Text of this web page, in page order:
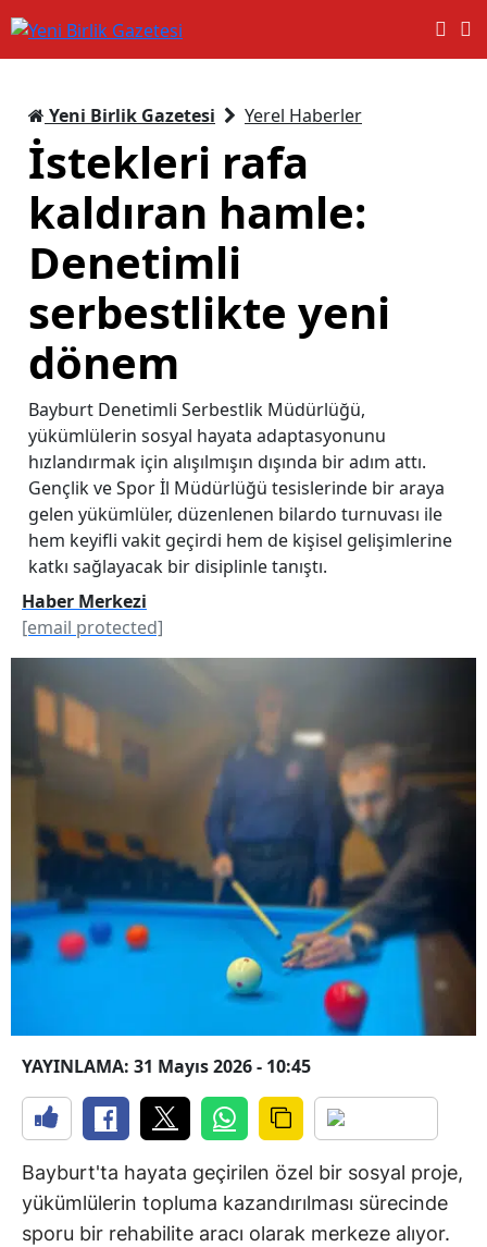
Yeni Birlik Gazetesi Yerel Haberler
İstekleri rafa
kaldıran hamle:
Denetimli
serbestlikte yeni
dönem
Bayburt Denetimli Serbestlik Müdürlüğü,
yükümlülerin sosyal hayata adaptasyonunu
hızlandırmak için alışılmışın dışında bir adım attı.
Gençlik ve Spor İl Müdürlüğü tesislerinde bir araya
gelen yükümlüler, düzenlenen bilardo turnuvası ile
hem keyifli vakit geçirdi hem de kişisel gelişimlerine
katkı sağlayacak bir disiplinle tanıştı.
Haber Merkezi
[email protected]
YAYINLAMA: 31 Mayıs 2026 - 10:45
Bayburt'ta hayata geçirilen özel bir sosyal proje,
yükümlülerin topluma kazandırılması sürecinde
sporu bir rehabilite aracı olarak merkeze alıyor.